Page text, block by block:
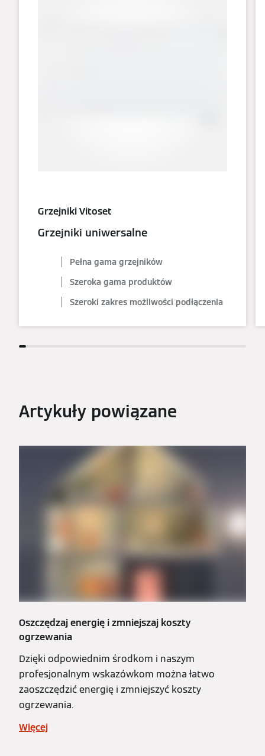
Grzejniki Vitoset
Grzejniki uniwersalne
Pełna gama grzejników
Szeroka gama produktów
Szeroki zakres możliwości podłączenia
Artykuły powiązane
Oszczędzaj energię i zmniejszaj koszty
ogrzewania
Dzięki odpowiednim środkom i naszym
profesjonalnym wskazówkom można łatwo
zaoszczędzić energię i zmniejszyć koszty
ogrzewania.
Więcej